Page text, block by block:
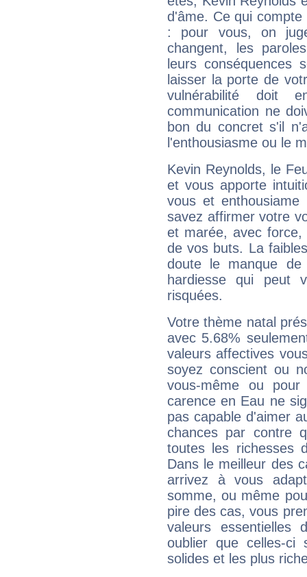
d'âme. Ce qui
: pour vous, on
changent, les
leurs conséquences
laisser la porte de
vulnérabilité doit
communication ne
bon du concret s'il
l'enthousiasme ou le
Kevin Reynolds, le
et vous apporte
vous et
savez affirmer votre
et marée, avec
de vos buts. La
doute le manque
hardiesse qui peut
risquées.
Votre thème natal
avec 5.68%
valeurs affectives
soyez conscient ou
vous-même ou
carence en Eau ne
pas capable d'aimer
chances par contre
toutes les richesses
Dans le meilleur des
arrivez à vous
somme, ou même
pire des cas, vous
valeurs
oublier que celles-
solides et les plus